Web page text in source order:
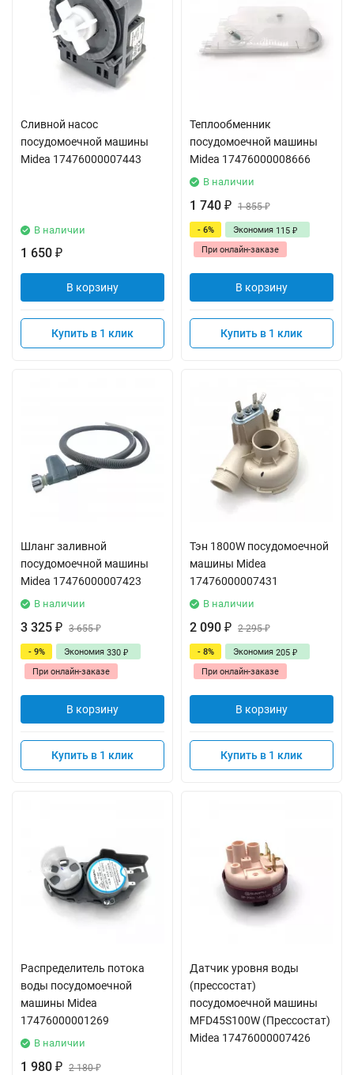
Сливной насос
посудомоечной машины
Midea 17476000007443
В наличии
1 650 ₽
В корзину
Купить в 1 клик
Теплообменник
посудомоечной машины
Midea 17476000008666
В наличии
1 740 ₽ 1 855₽
- 6% Экономия 115 ₽
При онлайн-заказе
В корзину
Купить в 1 клик
Шланг заливной
посудомоечной машины
Midea 17476000007423
В наличии
3 325 ₽ 3 655₽
- 9% Экономия 330 ₽
При онлайн-заказе
В корзину
Купить в 1 клик
Тэн 1800W посудомоечной
машины Midea
17476000007431
В наличии
2 090 ₽ 2 295₽
- 8% Экономия 205 ₽
При онлайн-заказе
В корзину
Купить в 1 клик
Распределитель потока
воды посудомоечной
машины Midea
17476000001269
В наличии
1 980 ₽ 2 180₽
Датчик уровня воды
(прессостат)
посудомоечной машины
MFD45S100W (Прессостат)
Midea 17476000007426